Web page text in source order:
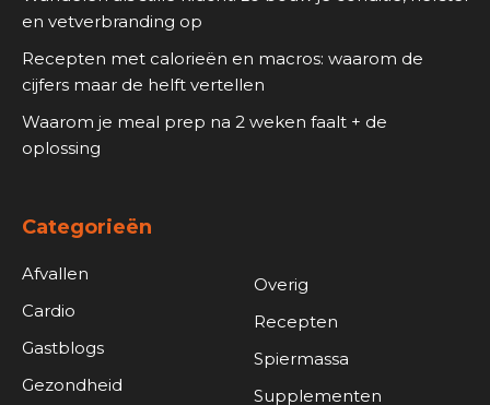
en vetverbranding op
Recepten met calorieën en macros: waarom de
cijfers maar de helft vertellen
Waarom je meal prep na 2 weken faalt + de
oplossing
Categorieën
Afvallen
Cardio
Gastblogs
Gezondheid
Overig
Recepten
Spiermassa
Supplementen